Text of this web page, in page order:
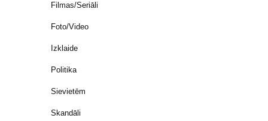
Filmas/Seriāli
Foto/Video
Izklaide
Politika
Sievietēm
Skandāli